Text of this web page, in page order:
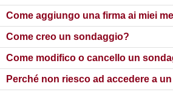
Come aggiungo una firma ai miei
Come creo un sondaggio?
Come modifico o cancello un
Perché non riesco ad accedere a